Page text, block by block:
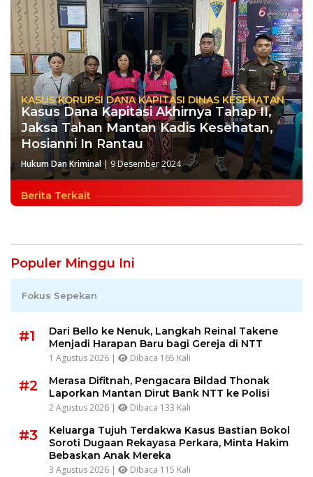
KASUS KORUPSI DANA KAPITASI DINAS KESEHATAN
Kasus Dana Kapitasi Akhirnya Tahap II,
Jaksa Tahan Mantan Kadis Kesehatan,
Hosianni In Rantau
Hukum Dan Kriminal| 9 Desember 2024
Berita Terkait
Populer Minggu Ini
Fokus Sepekan
#1
Dari Bello ke Nenuk, Langkah Reinal Takene
Menjadi Harapan Baru bagi Gereja di NTT
1 Agustus 2026 | Dibaca 165 Kali
#2
Merasa Difitnah, Pengacara Bildad Thonak
Laporkan Mantan Dirut Bank NTT ke Polisi
2 Agustus 2026 | Dibaca 133 Kali
#3
Keluarga Tujuh Terdakwa Kasus Bastian Bokol
Soroti Dugaan Rekayasa Perkara, Minta Hakim
Bebaskan Anak Mereka
3 Agustus 2026 | Dibaca 115 Kali